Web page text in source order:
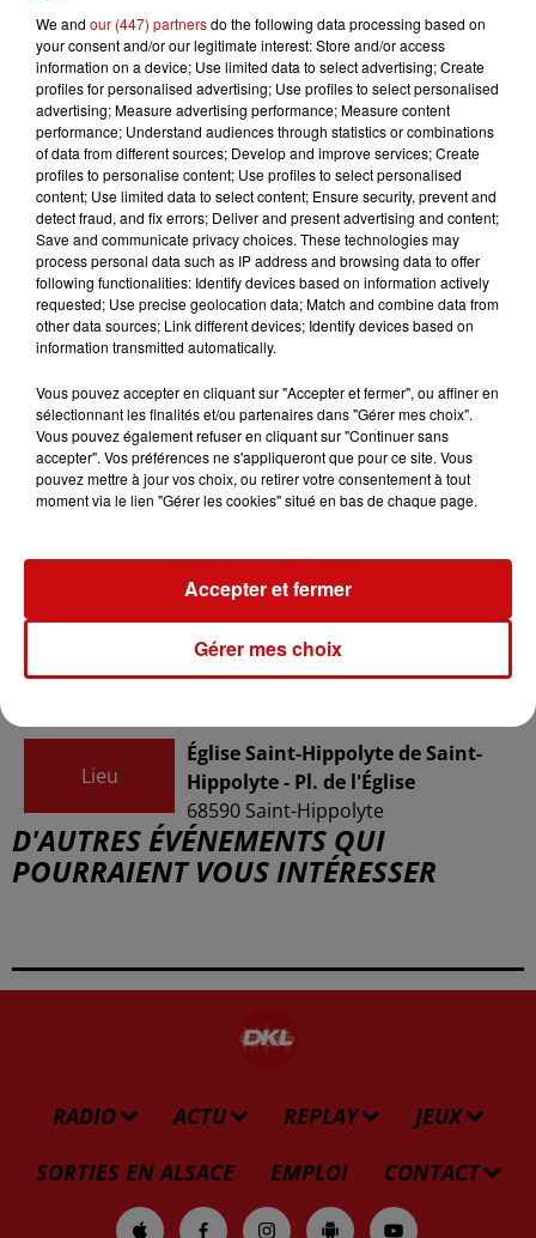
Concert de fin d'année de l'harmonie St Jacques
Crédit :Concert de fin d'année de l'harmonie St Jacques
Ajouter à votre calendrier
Date
du26 novembre 2023 à 17h00
au26 novembre 2023 à 19h00
L'harmonie St Jacques de
Kintzheim
Lieu
Église Saint-Hippolyte de Saint-
Hippolyte - Pl. de l'Église
68590 Saint-Hippolyte
D'AUTRES ÉVÉNEMENTS QUI
POURRAIENT VOUS INTÉRESSER
RADIO ACTU REPLAY
JEUX
SORTIES EN ALSACE
EMPLOI CONTACT
We and our (447) partnersdo the following data processing based on
your consent and/or our legitimate interest: Store and/or access
information on a device; Use limited data to select advertising; Create
profiles for personalised advertising; Use profiles to select personalised
advertising; Measure advertising performance; Measure content
performance; Understand audiences through statistics or combinations
of data from different sources; Develop and improve services; Create
profiles to personalise content; Use profiles to select personalised
content; Use limited data to select content; Ensure security, prevent and
detect fraud, and fix errors; Deliver and present advertising and content;
Save and communicate privacy choices. These technologies may
process personal data such as IP address and browsing data to offer
following functionalities: Identify devices based on information actively
requested; Use precise geolocation data; Match and combine data from
other data sources; Link different devices; Identify devices based on
information transmitted automatically.
Vous pouvez accepter en cliquant sur "Accepter et fermer", ou affiner en
sélectionnant les finalités et/ou partenaires dans "Gérer mes choix".
Vous pouvez également refuser en cliquant sur "Continuer sans
accepter". Vos préférences ne s'appliqueront que pour ce site. Vous
pouvez mettre à jour vos choix, ou retirer votre consentement à tout
moment via le lien "Gérer les cookies" situé en bas de chaque page.
Gérer mes choix
Accepter et fermer